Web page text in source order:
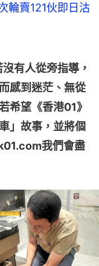
賣121伙即日沽
有人從旁指導，
感到迷茫、無從
希望《香港01》
」故事，並將個
我們會盡